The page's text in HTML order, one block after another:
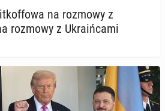
na rozmowy z
rozmowy z Ukra­iń­ca­mi